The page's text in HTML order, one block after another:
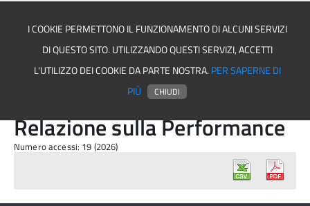
Comune di Salvitelle
Relazione sulla Performance
Numero accessi: 19 (2026)
I COOKIE PERMETTONO IL FUNZIONAMENTO DI ALCUNI SERVIZI
DI QUESTO SITO. UTILIZZANDO QUESTI SERVIZI, ACCETTI
L'UTILIZZO DEI COOKIE DA PARTE NOSTRA. PER SAPERNE DI
PIÙ
CHIUDI